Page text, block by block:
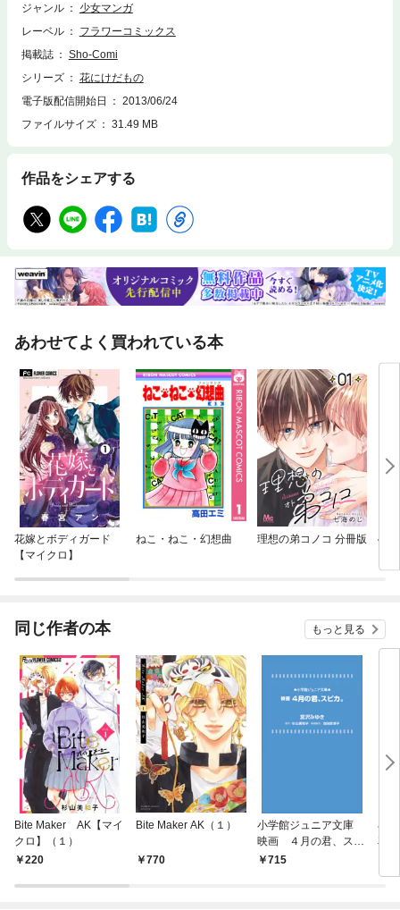
ジャンル
少女マンガ
レーベル
フラワーコミックス
掲載誌
Sho-Comi
シリーズ
花にけだもの
電子版配信開始日
2013/06/24
ファイルサイズ
31.49 MB
作品をシェアする
あわせてよく買われている本
花嫁とボディガード
【マイクロ】
ねこ・ねこ・幻想曲 理想の弟コノコ 分冊版 4月
同じ作者の本 もっと見る
Bite Maker AK【マイ
クロ】（１）
220
Bite Maker AK（１）
770
小学館ジュニア文庫
映画 ４月の君、スピ
カ。715
小
花